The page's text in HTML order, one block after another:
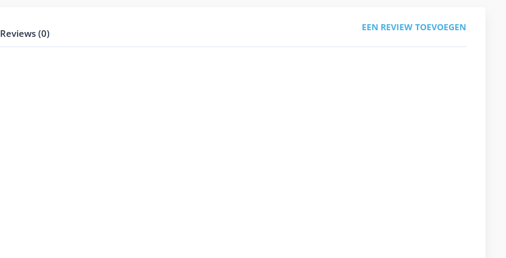
Reviews (0)
EEN REVIEW TOEVOEGEN